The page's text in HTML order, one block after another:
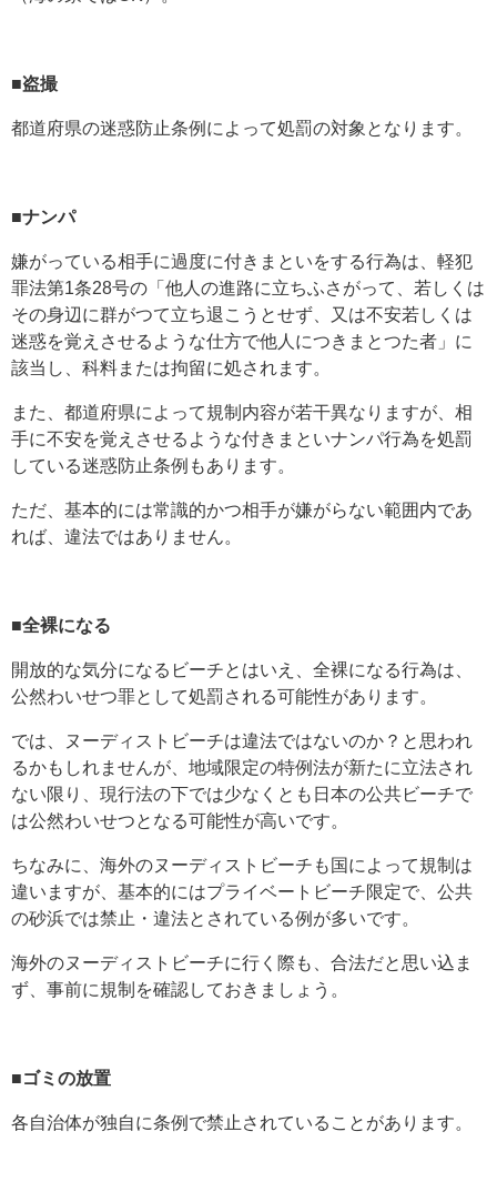
■盗撮
都道府県の迷惑防止条例によって処罰の対象となります。
■ナンパ
嫌がっている相手に過度に付きまといをする行為は、軽犯
罪法第1条28号の「他人の進路に立ちふさがって、若しくは
その身辺に群がつて立ち退こうとせず、又は不安若しくは
迷惑を覚えさせるような仕方で他人につきまとつた者」に
該当し、科料または拘留に処されます。
また、都道府県によって規制内容が若干異なりますが、相
手に不安を覚えさせるような付きまといナンパ行為を処罰
している迷惑防止条例もあります。
ただ、基本的には常識的かつ相手が嫌がらない範囲内であ
れば、違法ではありません。
■全裸になる
開放的な気分になるビーチとはいえ、全裸になる行為は、
公然わいせつ罪として処罰される可能性があります。
では、ヌーディストビーチは違法ではないのか？と思われ
るかもしれませんが、地域限定の特例法が新たに立法され
ない限り、現行法の下では少なくとも日本の公共ビーチで
は公然わいせつとなる可能性が高いです。
ちなみに、海外のヌーディストビーチも国によって規制は
違いますが、基本的にはプライベートビーチ限定で、公共
の砂浜では禁止・違法とされている例が多いです。
海外のヌーディストビーチに行く際も、合法だと思い込ま
ず、事前に規制を確認しておきましょう。
■ゴミの放置
各自治体が独自に条例で禁止されていることがあります。